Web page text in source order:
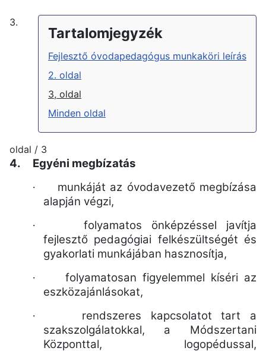
Tartalomjegyzék
Fejlesztő óvodapedagógus munkaköri leírás
2. oldal
3, oldal
Minden oldal
3.
oldal / 3
4. Egyéni megbízatás
· munkáját az óvodavezető megbízása
alapján végzi,
· folyamatos önképzéssel javítja
fejlesztő pedagógiai felkészültségét és
gyakorlati munkájában hasznosítja,
· folyamatosan figyelemmel kíséri az
eszközajánlásokat,
· rendszeres kapcsolatot tart a
szakszolgálatokkal, a Módszertani
Központtal, logopédussal,